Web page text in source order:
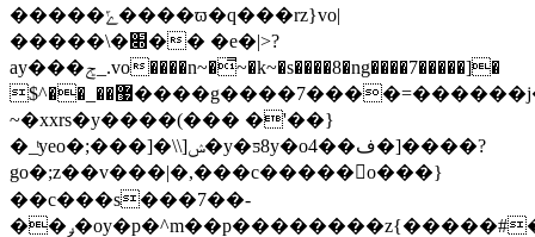
�����ݻ����ϖ�q���rz}vo|
�����\�׍�� �e�|>?
ay���ݮ_.vo����n~�̿~�k~�s����8�ng����7�����]�
$^��_��޷����g����7����=������j�o
~�xxrs�y����(��� �'��}
�_ͭyeo�;���]�\\]ݾ�y�ƽ8y�o4��ف�]����?
go�;z��v���|�,���c�����o���}
��c���s���7��-
��ݛ�oy�p�^m��p��������z{�����#���[!